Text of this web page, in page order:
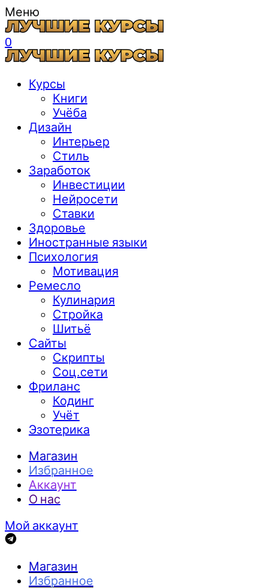
Меню
0
Курсы
Книги
Учёба
Дизайн
Интерьер
Стиль
Заработок
Инвестиции
Нейросети
Ставки
Здоровье
Иностранные языки
Психология
Мотивация
Ремесло
Кулинария
Стройка
Шитьё
Сайты
Скрипты
Соц.сети
Фриланс
Кодинг
Учёт
Эзотерика
Магазин
Избранное
Аккаунт
О нас
Мой аккаунт
Магазин
Избранное